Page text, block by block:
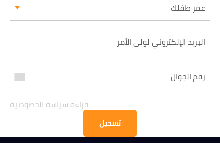
عمر طفلك
قراءة سياسة الخصوصية
تسجيل